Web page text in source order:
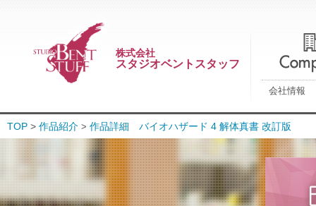
株式会社
スタジオベントスタッフ
会社情報
TOP > 作品紹介 > 作品詳細 バイオハザード 4 解体真書 改訂版